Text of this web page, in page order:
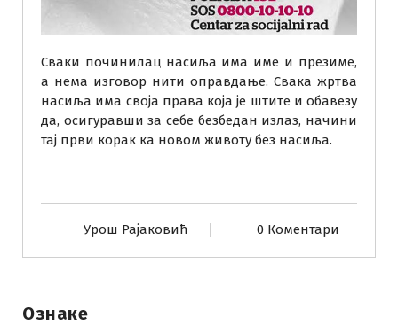
Сваки починилац насиља има име и презиме,
а нема изговор нити оправдање. Свака жртва
насиља има своја права која је штите и обавезу
да, осигуравши за себе безбедан излаз, начини
тај први корак ка новом животу без насиља.
Урош Рајаковић 0 Коментари
Ознаке